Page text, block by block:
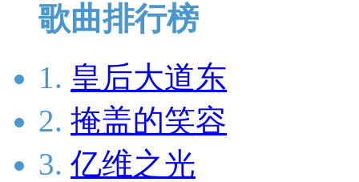
歌曲排行榜
1. 皇后大道东
2. 掩盖的笑容
3. 亿维之光